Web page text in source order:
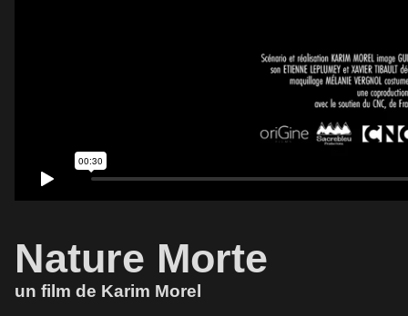
Nature Morte
un film de Karim Morel